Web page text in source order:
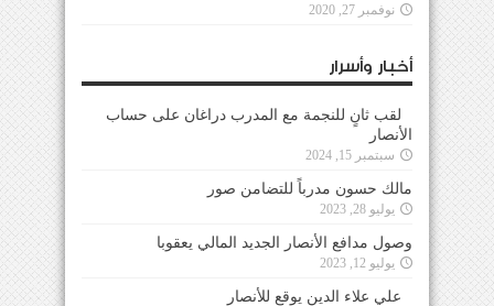
نوفمبر 27, 2020
أخبار وأسرار
لقب ثانٍ للنجمة مع المدرب دراغان على حساب
الأنصار
سبتمبر 15, 2024
مالك حسون مدرباً للتضامن صور
يوليو 28, 2023
وصول مدافع الأنصار الجديد المالي يعقوبا
يوليو 12, 2023
علي علاء الدين يوقع للأنصار